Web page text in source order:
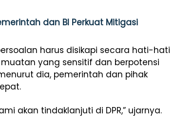
dan BI Perkuat Mitigasi
harus disikapi secara hati-hati
yang sensitif dan berpotensi
dia, pemerintah dan pihak
akan tindaklanjuti di DPR,” ujarnya.